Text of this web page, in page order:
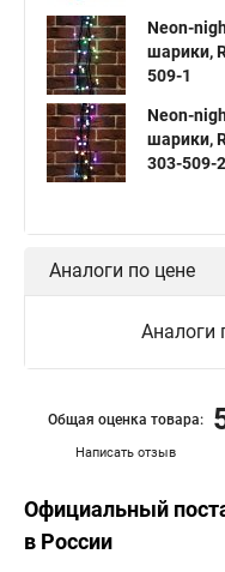
Neon-
шарики,
509-1
Neon-
шарики,
303-509-2
Аналоги по цене
Аналоги
Написать отзыв
Общая оценка товара:
Официальный
в России